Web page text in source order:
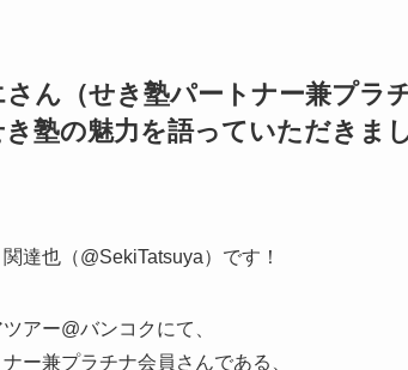
ん（せき塾パートナー兼プラ
塾の魅力を語っていただきま
達也（@SekiTatsuya）です！
アー@バンコクにて、
ー兼プラチナ会員さんである、